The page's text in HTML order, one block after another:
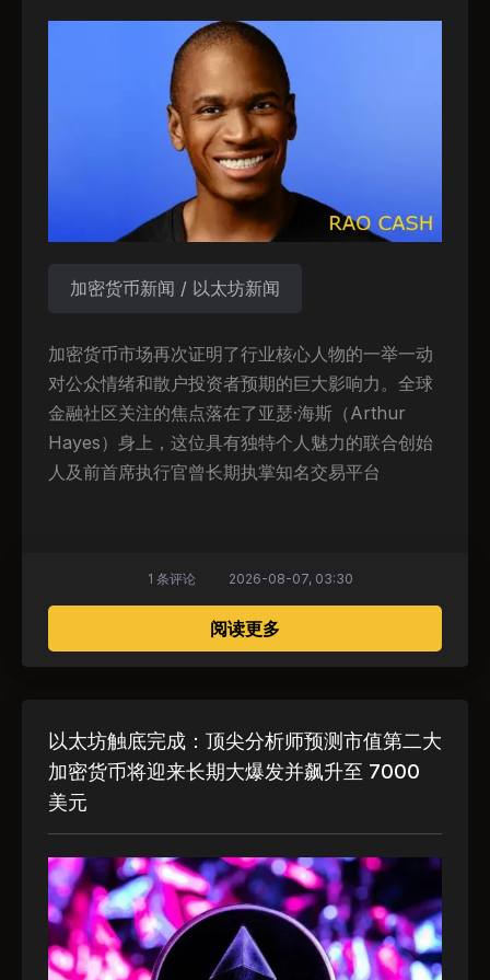
加密货币新闻 / 以太坊新闻
加密货币市场再次证明了行业核心人物的一举一动
对公众情绪和散户投资者预期的巨大影响力。全球
金融社区关注的焦点落在了亚瑟·海斯（Arthur
Hayes）身上，这位具有独特个人魅力的联合创始
人及前首席执行官曾长期执掌知名交易平台
阅读更多关于 亚瑟·海斯投资以太
1 条评论 2026-08-07, 03:30
以太坊触底完成：顶尖分析师预测市值第二大
加密货币将迎来长期大爆发并飙升至 7000
美元